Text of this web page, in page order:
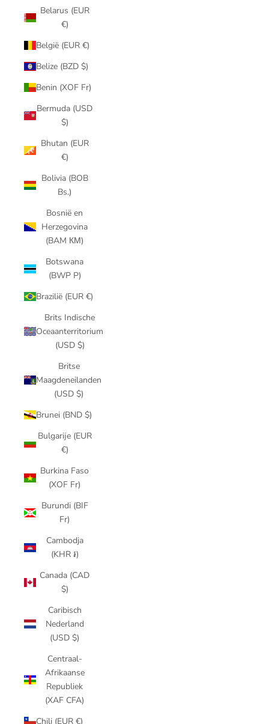
Belarus (EUR
€)
België (EUR €)
Belize (BZD $)
Benin (XOF Fr)
Bermuda (USD
$)
Bhutan (EUR
€)
Bolivia (BOB
Bs.)
Bosnië en
Herzegovina
(BAM КМ)
Botswana
(BWP P)
Brazilië (EUR €)
Brits Indische
Oceaanterritorium
(USD $)
Britse
Maagdeneilanden
(USD $)
Brunei (BND $)
Bulgarije (EUR
€)
Burkina Faso
(XOF Fr)
Burundi (BIF
Fr)
Cambodja
(KHR ៛)
Canada (CAD
$)
Caribisch
Nederland
(USD $)
Centraal-
Afrikaanse
Republiek
(XAF CFA)
Chili (EUR €)